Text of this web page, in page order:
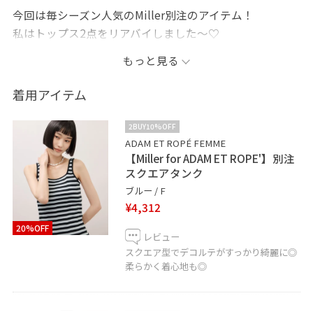
今回は毎シーズン人気のMiller別注のアイテム！
私はトップス2点をリアバイしました〜♡
既にお問い合わせも多数！
是非チェックしてみてくださいね！
お気に入り登録頂くと、 【お気に入り】タブから再度ご
覧頂く事ができます。フォローもポチッと☝︎ してもらえ
るとすごく嬉しいので、そちらも是非ご利用下さ
い！！！
@adam_fumi →インスタグラムはこちら♡
天王寺MIO店では通信販売も承っております。
お気軽にお問い合わせくださいませ。
06-6771-8117
もっと見る
着用アイテム
20%OFF
2BUY10%OFF
ADAM ET ROPÉ FEMME
【Miller for ADAM ET ROPE'】別注
スクエアタンク
ブルー / F
¥4,312
レビュー
スクエア型でデコルテがすっかり綺麗に◎
柔らかく着心地も◎